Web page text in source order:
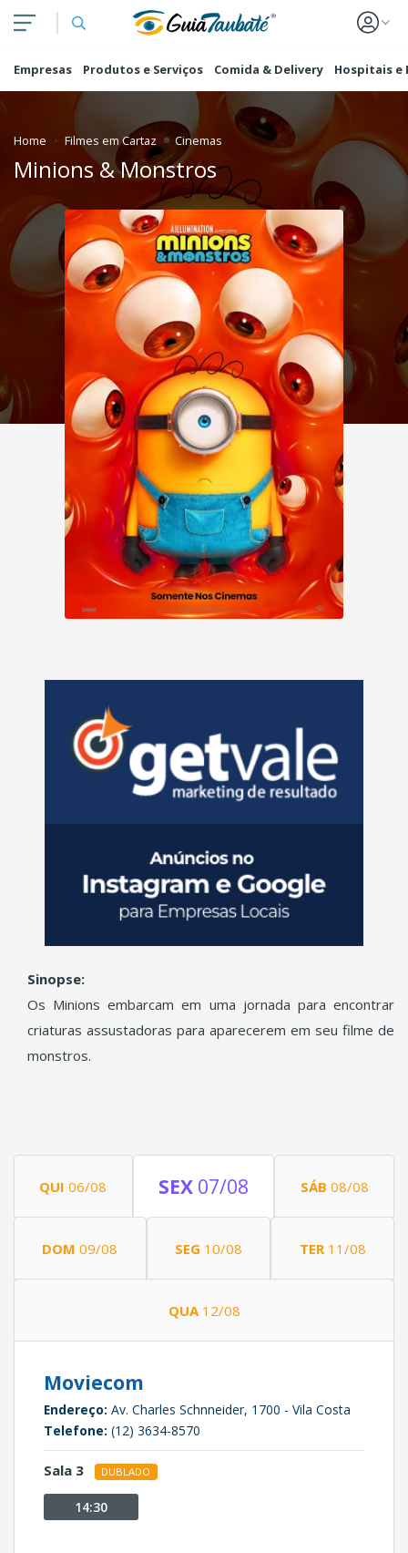
Empresas Produtos e Serviços Comida & Delivery Hospitais e
Home Filmes em Cartaz Cinemas
Minions & Monstros
Sinopse:
Os Minions embarcam em uma jornada para encontrar
criaturas assustadoras para aparecerem em seu filme de
monstros.
QUI 06/08 SEX 07/08 SÁB 08/08
DOM 09/08 SEG 10/08 TER 11/08
QUA 12/08
Moviecom
Endereço: Av. Charles Schnneider, 1700 - Vila Costa
Telefone: (12) 3634-8570
Sala 3 DUBLADO
14:30